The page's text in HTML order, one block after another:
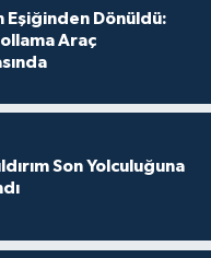
Eşiğinden Dönüldü:
Araç
Son Yolculuğuna